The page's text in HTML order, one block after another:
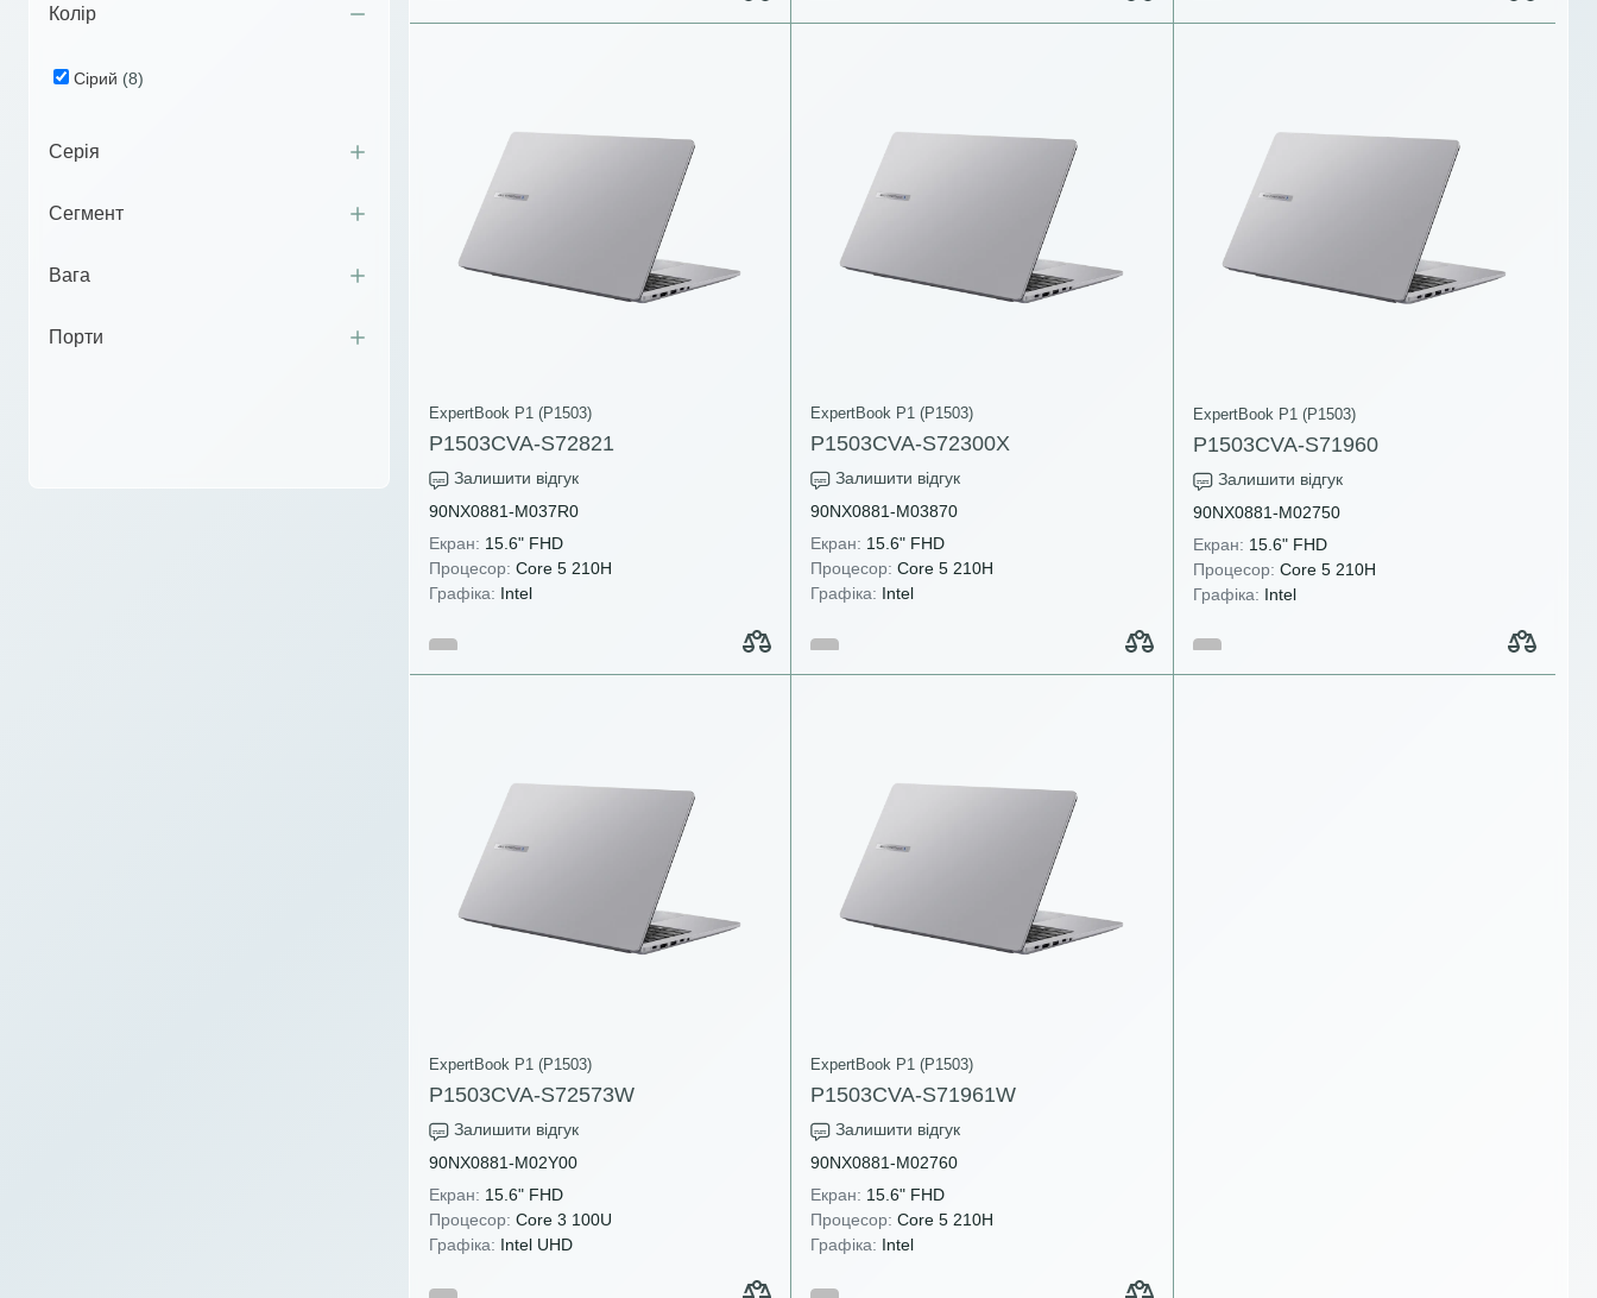
Колір
Сірий (8)
Серія
Сегмент
Вага
Порти
ExpertBook P1 (P1503)
P1503CVA-S72821
Залишити відгук
90NX0881-M037R0
Екран: 15.6" FHD
Процесор: Core 5 210H
Графіка: Intel
ExpertBook P1 (P1503)
P1503CVA-S72300X
Залишити відгук
90NX0881-M03870
Екран: 15.6" FHD
Процесор: Core 5 210H
Графіка: Intel
ExpertBook P1 (P1503)
P1503CVA-S71960
Залишити відгук
90NX0881-M02750
Екран: 15.6" FHD
Процесор: Core 5 210H
Графіка: Intel
ExpertBook P1 (P1503)
P1503CVA-S72573W
Залишити відгук
90NX0881-M02Y00
Екран: 15.6" FHD
Процесор: Core 3 100U
Графіка: Intel UHD
ExpertBook P1 (P1503)
P1503CVA-S71961W
Залишити відгук
90NX0881-M02760
Екран: 15.6" FHD
Процесор: Core 5 210H
Графіка: Intel